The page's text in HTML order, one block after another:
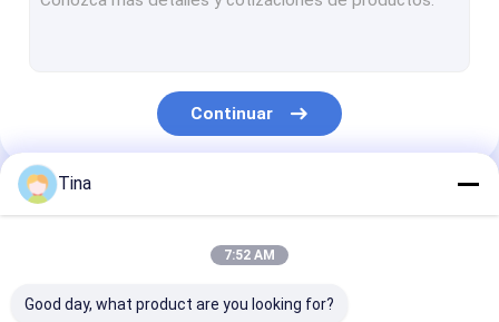
En casa
Continuar
Nuestras Categorías
Tina
7:52 AM
Good day, what product are you looking for?